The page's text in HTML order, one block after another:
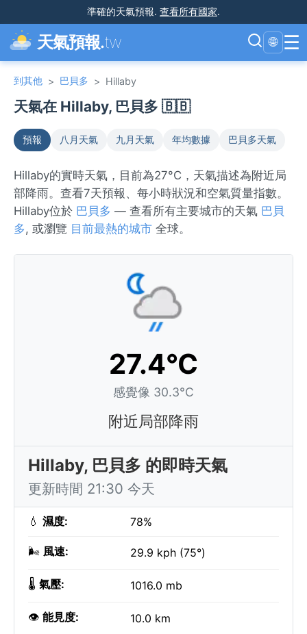
準確的天氣預報. 查看所有國家.
天氣預報.tw 🌐 ☰
到其他 > 巴貝多 > Hillaby
天氣在 Hillaby, 巴貝多 🇧🇧
預報 八月天氣 九月天氣 年均數據 巴貝多天氣
Hillaby的實時天氣，目前為27°C，天氣描述為附近局
部降雨。查看7天預報、每小時狀況和空氣質量指數。
Hillaby位於 巴貝多 — 查看所有主要城市的天氣 巴貝
多, 或瀏覽 目前最熱的城市 全球。
27.4°C
感覺像 30.3°C
附近局部降雨
Hillaby, 巴貝多 的即時天氣
更新時間 21:30 今天
💧 濕度: 78%
🌬️ 風速: 29.9 kph (75°)
🌡️ 氣壓: 1016.0 mb
👁️ 能見度: 10.0 km